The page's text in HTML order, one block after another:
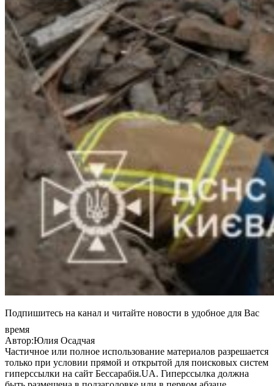
Подпишитесь на канал и читайте новости в удобное для Вас
время
Автор:Юлия Осадчая
Частичное или полное использование материалов разрешается
только при условии прямой и открытой для поисковых систем
гиперссылки на сайт Бессарабія.UA. Гиперссылка должна